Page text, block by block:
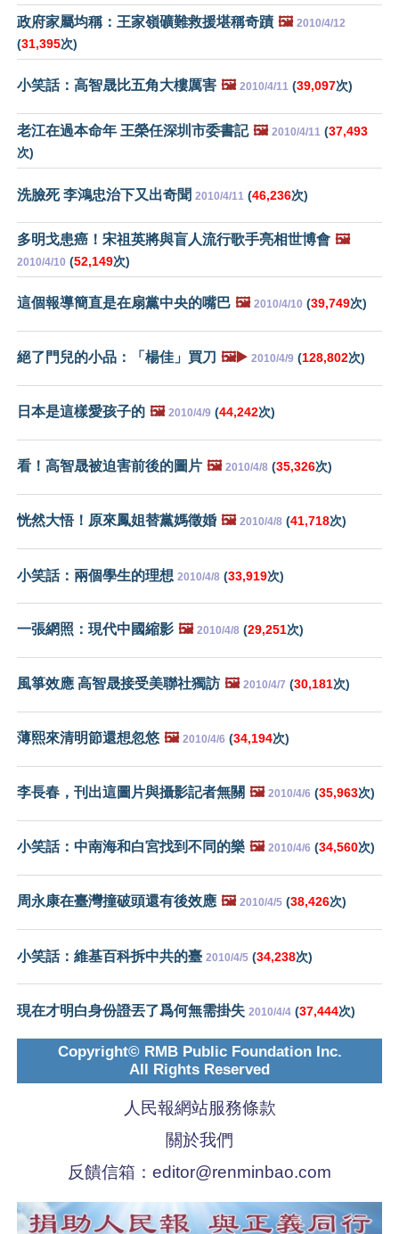
政府家屬均稱：王家嶺礦難救援堪稱奇蹟 🖼️ 2010/4/12
(31,395次)
小笑話：高智晟比五角大樓厲害 🖼️ 2010/4/11 (39,097次)
老江在過本命年 王榮任深圳市委書記 🖼️ 2010/4/11 (37,493
次)
洗臉死 李鴻忠治下又出奇聞 2010/4/11 (46,236次)
多明戈患癌！宋祖英將與盲人流行歌手亮相世博會 🖼️
2010/4/10 (52,149次)
這個報導簡直是在扇黨中央的嘴巴 🖼️ 2010/4/10 (39,749次)
絕了門兒的小品：「楊佳」買刀 🖼️▶️ 2010/4/9 (128,802次)
日本是這樣愛孩子的 🖼️ 2010/4/9 (44,242次)
看！高智晟被迫害前後的圖片 🖼️ 2010/4/8 (35,326次)
恍然大悟！原來鳳姐替黨媽徵婚 🖼️ 2010/4/8 (41,718次)
小笑話：兩個學生的理想 2010/4/8 (33,919次)
一張網照：現代中國縮影 🖼️ 2010/4/8 (29,251次)
風箏效應 高智晟接受美聯社獨訪 🖼️ 2010/4/7 (30,181次)
薄熙來清明節還想忽悠 🖼️ 2010/4/6 (34,194次)
李長春，刊出這圖片與攝影記者無關 🖼️ 2010/4/6 (35,963次)
小笑話：中南海和白宮找到不同的樂 🖼️ 2010/4/6 (34,560次)
周永康在臺灣撞破頭還有後效應 🖼️ 2010/4/5 (38,426次)
小笑話：維基百科拆中共的臺 2010/4/5 (34,238次)
現在才明白身份證丟了爲何無需掛失 2010/4/4 (37,444次)
Copyright© RMB Public Foundation Inc.
All Rights Reserved
人民報網站服務條款
關於我們
反饋信箱： editor@renminbao.com